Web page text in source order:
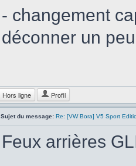
- changement
déconner un
Hors ligne Profil
Sujet du message: Re: [VW Bora] V5 Sport
Feux arrières